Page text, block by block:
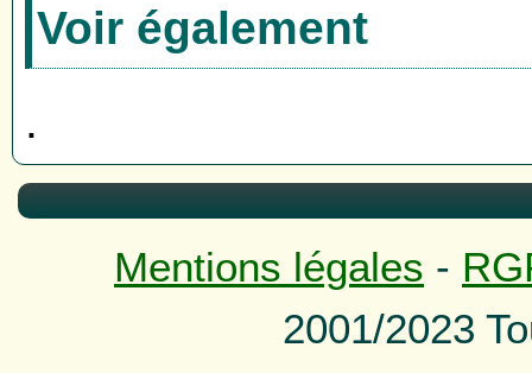
Voir également
.
Mentions légales -
2001/2023